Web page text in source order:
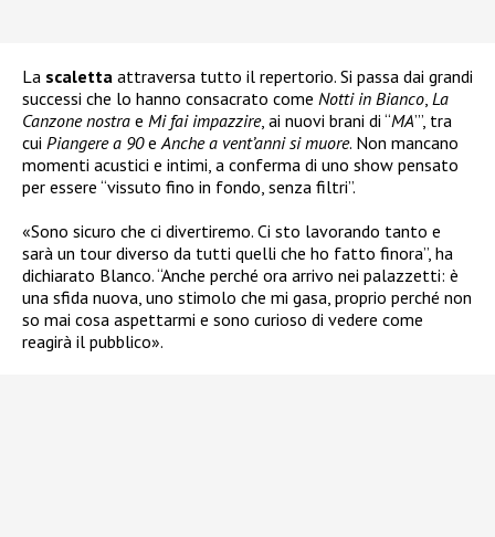
La scaletta attraversa tutto il repertorio. Si passa dai grandi
successi che lo hanno consacrato come Notti in Bianco La
Canzone nostra e Mi fai impazzire, ai nuovi brani di “MA’”, tra
cui Piangere a 90e Anche a vent’anni si muore. Non mancano
momenti acustici e intimi, a conferma di uno show pensato
per essere “vissuto fino in fondo, senza filtri”.
«Sono sicuro che ci divertiremo. Ci sto lavorando tanto e
sarà un tour diverso da tutti quelli che ho fatto finora”, ha
dichiarato Blanco. “Anche perché ora arrivo nei palazzetti: è
una sfida nuova, uno stimolo che mi gasa, proprio perché non
so mai cosa aspettarmi e sono curioso di vedere come
reagirà il pubblico».